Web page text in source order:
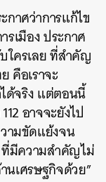
าศว่าการแก้ไข
รเมือง ประกาศ
ใครเลย ที่สำคัญ
คือเราจะ
ด้จริง แต่ตอนนี้
อาจจะยังไป
ามขัดแย้งจน
มีความสำคัญไม่
นเศรษฐกิจด้วย”
EMAIL